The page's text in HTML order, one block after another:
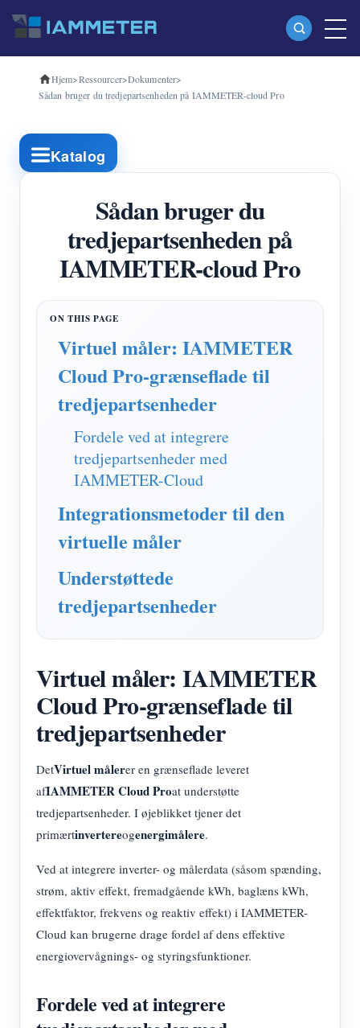
Produkter
Trefaset Wi-Fi-energimåler (WEM3080T)
Trefaset Wi-Fi-energimåler (WEM3050T)
WiFi Power Controller
IAMMETER Cloud Pro
Self-hosting service
IAMMETER Simulator
Virtuel måler
Energiprognose og -simuleringssystem
Ansøgninger
Overvågning af elforbrug
Home Automation
Fabrikkens energiovervågning
Ressourcer
Dokument
Tutorial video
Nyheder
Blogs
Udvikler
Hjem>Ressourcer>Dokumenter>
Sådan bruger du tredjepartsenheden på IAMMETER-cloud Pro
Katalog
Sådan bruger du
tredjepartsenheden på
IAMMETER-cloud Pro
Virtuel måler: IAMMETER
Cloud Pro-grænseflade til
tredjepartsenheder
Fordele ved at integrere
tredjepartsenheder med
IAMMETER-Cloud
Integrationsmetoder til den
virtuelle måler
Understøttede
tredjepartsenheder
Virtuel måler: IAMMETER
Cloud Pro-grænseflade til
tredjepartsenheder
DetVirtuel målerer en grænseflade leveret
afIAMMETER Cloud Proat understøtte
tredjepartsenheder. I øjeblikket tjener det
primærtinvertereogenergimålere.
Ved at integrere inverter- og målerdata (såsom spænding,
strøm, aktiv effekt, fremadgående kWh, baglæns kWh,
effektfaktor, frekvens og reaktiv effekt) i IAMMETER-
Cloud kan brugerne drage fordel af dens effektive
energiovervågnings- og styringsfunktioner.
Fordele ved at integrere